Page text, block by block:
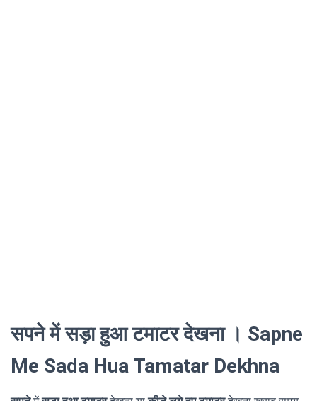
सपने में सड़ा हुआ टमाटर देखना । Sapne
Me Sada Hua Tamatar Dekhna